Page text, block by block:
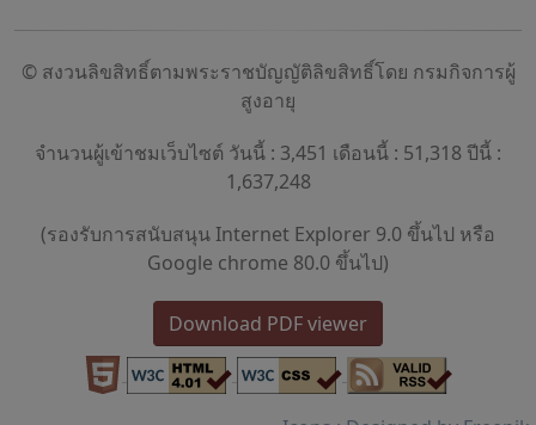
© สงวนลิขสิทธิ์ตามพระราชบัญญัติลิขสิทธิ์โดย กรมกิจการผู้
สูงอายุ
จำนวนผู้เข้าชมเว็บไซต์ วันนี้ : 3,451 เดือนนี้ : 51,318 ปีนี้ :
1,637,248
(รองรับการสนับสนุน Internet Explorer 9.0 ขึ้นไป หรือ
Google chrome 80.0 ขึ้นไป)
Download PDF viewer